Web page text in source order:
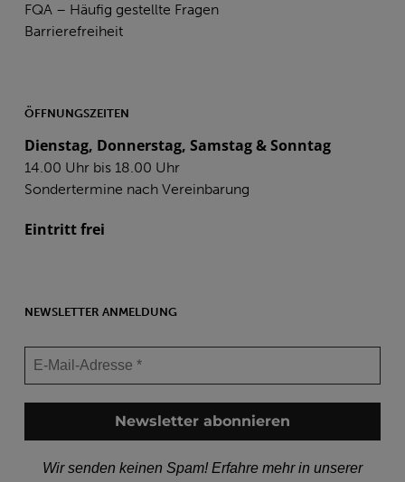
FQA – Häufig gestellte Fragen
Barrierefreiheit
ÖFFNUNGSZEITEN
Dienstag, Donnerstag, Samstag & Sonntag
14.00 Uhr bis 18.00 Uhr
Sondertermine nach Vereinbarung
Eintritt frei
NEWSLETTER ANMELDUNG
Wir senden keinen Spam! Erfahre mehr in unserer